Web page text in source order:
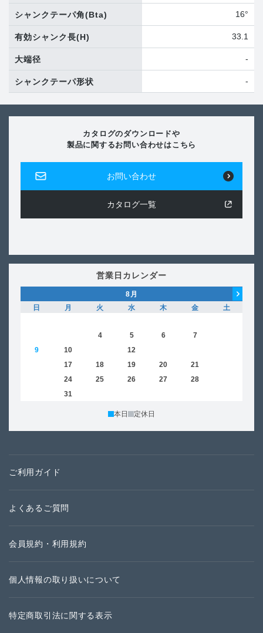
シャンクテーパ角(Bta) 16°
有効シャンク長(H) 33.1
大端径 -
シャンクテーパ形状 -
カタログのダウンロードや
製品に関するお問い合わせはこちら
お問い合わせ
カタログ一覧
営業日カレンダー
8月
日
月 火 水 木 金
土
4 5 6 7
9
10 12
17 18 19 20 21
24 25 26 27 28
31
本日 定休日
ご利用ガイド
よくあるご質問
会員規約・利用規約
個人情報の取り扱いについて
特定商取引法に関する表示